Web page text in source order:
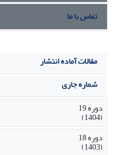
تماس با ما
مقالات آماده انتشار
شماره جاری
دوره 19
(1404)
دوره 18
(1403)